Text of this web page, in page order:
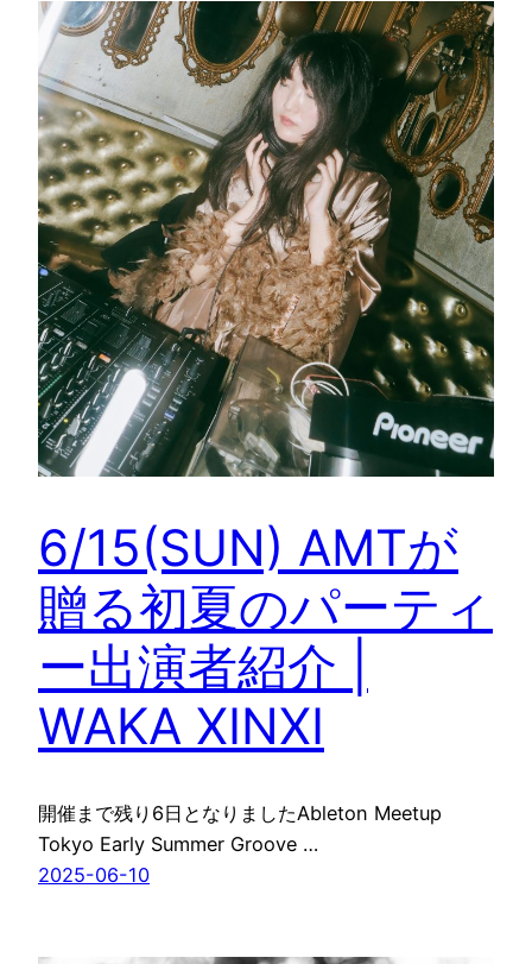
6/15(SUN) AMTが
贈る初夏のパーティ
ー出演者紹介 |
WAKA XINXI
開催まで残り6日となりましたAbleton Meetup
Tokyo Early Summer Groove …
2025-06-10